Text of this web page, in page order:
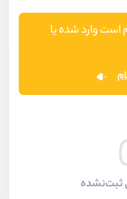
است وارد شده یا
ثبت‌نشده